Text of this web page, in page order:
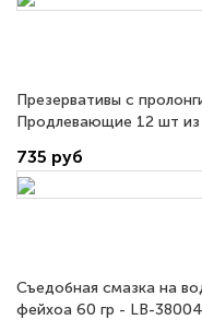
Презервативы с
Продлевающие 12 шт из
735 руб
Съедобная смазка на
фейхоа 60 гр - LB-38004